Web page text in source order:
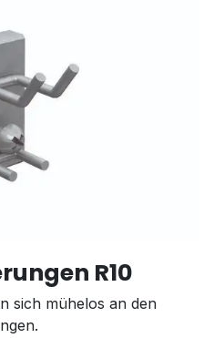
R10
sich mühelos an den